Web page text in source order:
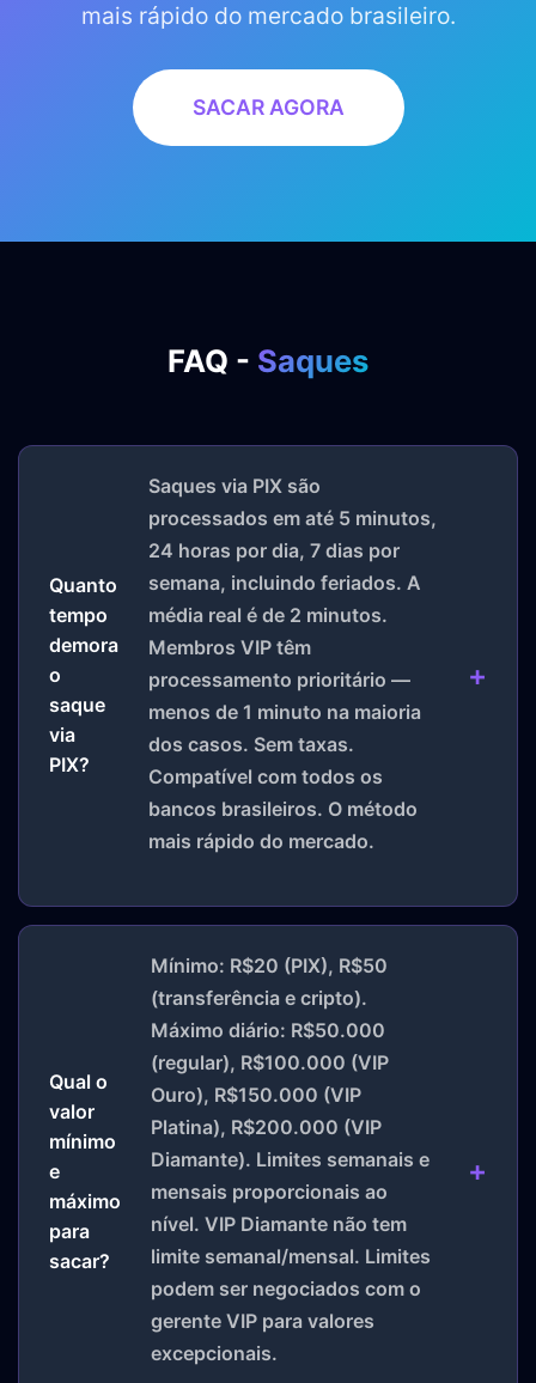
mais rápido do mercado brasileiro.
SACAR AGORA
FAQ - Saques
Quanto
tempo
demora
o
saque
via
PIX?
Saques via PIX são
processados em até 5 minutos,
24 horas por dia, 7 dias por
semana, incluindo feriados. A
média real é de 2 minutos.
Membros VIP têm
processamento prioritário —
menos de 1 minuto na maioria
dos casos. Sem taxas.
Compatível com todos os
bancos brasileiros. O método
mais rápido do mercado.
Qual o
valor
mínimo
e
máximo
para
sacar?
Mínimo: R$20 (PIX), R$50
(transferência e cripto).
Máximo diário: R$50.000
(regular), R$100.000 (VIP
Ouro), R$150.000 (VIP
Platina), R$200.000 (VIP
Diamante). Limites semanais e
mensais proporcionais ao
nível. VIP Diamante não tem
limite semanal/mensal. Limites
podem ser negociados com o
gerente VIP para valores
excepcionais.